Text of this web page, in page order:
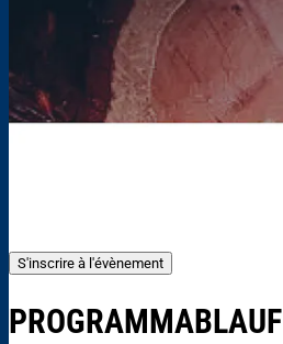
S'inscrire à l'évènement
PROGRAMMABLAUF